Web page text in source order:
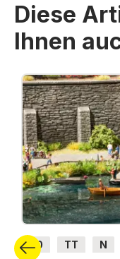
Diese
Ihnen
Produktgalerie
H0 TT N